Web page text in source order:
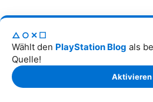
△○✕☐
Wählt den PlayStation Blog als
Quelle!
Aktivieren
Beast of Reincarnation: Hands-on mit